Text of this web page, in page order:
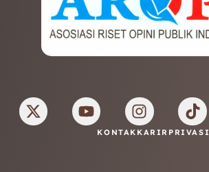
KONTAK KARIR PRIVASI